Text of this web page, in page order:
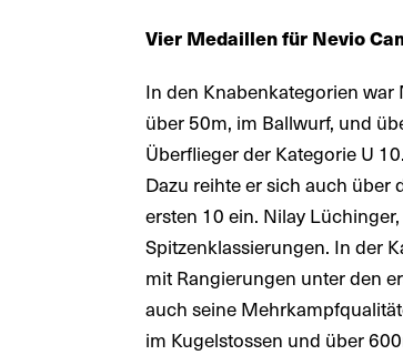
Vier Medaillen für Nevio
In den Knabenkategorien war
über 50m, im Ballwurf, und
Überflieger der Kategorie U
Dazu reihte er sich auch
ersten 10 ein. Nilay
Spitzenklassierungen. In der
mit Rangierungen unter den
auch seine
im Kugelstossen und über